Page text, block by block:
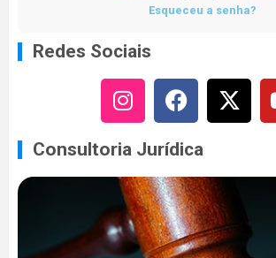
Esqueceu a senha?
Redes Sociais
Consultoria Jurídica